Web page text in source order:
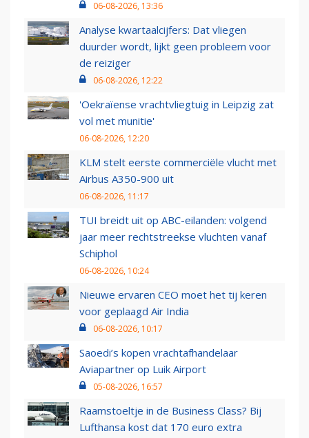
06-08-2026, 13:36
Analyse kwartaalcijfers: Dat vliegen
duurder wordt, lijkt geen probleem voor
de reiziger
06-08-2026, 12:22
'Oekraïense vrachtvliegtuig in Leipzig zat
vol met munitie'
06-08-2026, 12:20
KLM stelt eerste commerciële vlucht met
Airbus A350-900 uit
06-08-2026, 11:17
TUI breidt uit op ABC-eilanden: volgend
jaar meer rechtstreekse vluchten vanaf
Schiphol
06-08-2026, 10:24
Nieuwe ervaren CEO moet het tij keren
voor geplaagd Air India
06-08-2026, 10:17
Saoedi’s kopen vrachtafhandelaar
Aviapartner op Luik Airport
05-08-2026, 16:57
Raamstoeltje in de Business Class? Bij
Lufthansa kost dat 170 euro extra